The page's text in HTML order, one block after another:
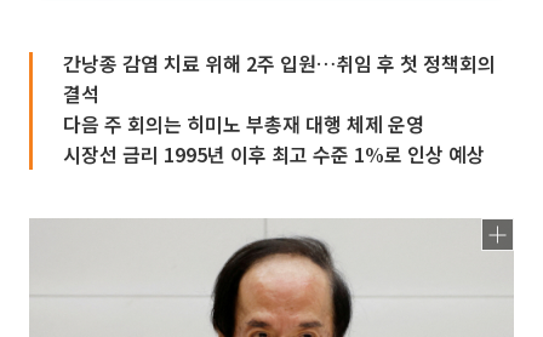
간낭종 감염 치료 위해 2주 입원…취임 후 첫 정책회의
결석
다음 주 회의는 히미노 부총재 대행 체제 운영
시장선 금리 1995년 이후 최고 수준 1%로 인상 예상